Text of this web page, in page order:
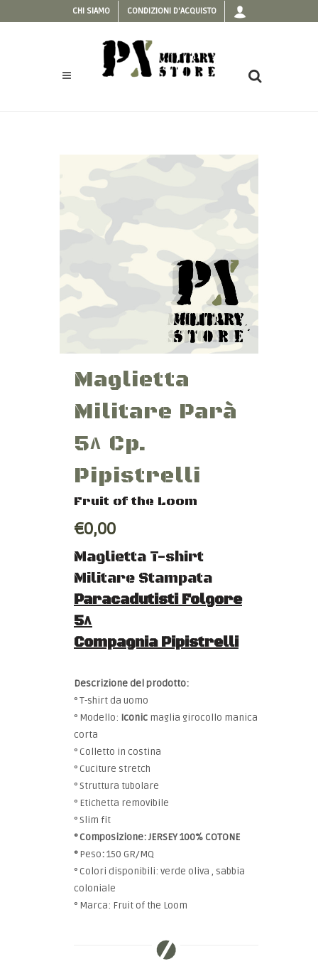
CHI SIAMO CONDIZIONI D'ACQUISTO
Maglietta
Militare Parà
5^ Cp.
Pipistrelli
Fruit of the Loom
€0,00
Maglietta T-shirt
Militare Stampata
Paracadutisti Folgore
5^
Compagnia Pipistrelli
Descrizione del prodotto:
° T-shirt da uomo
° Modello: Iconic maglia girocollo manica
corta
° Colletto in costina
° Cuciture stretch
° Struttura tubolare
° Etichetta removibile
° Slim fit
° Composizione:JERSEY 100% COTONE
°Peso:150 GR/MQ
° Colori disponibili: verde oliva , sabbia
coloniale
° Marca: Fruit of the Loom